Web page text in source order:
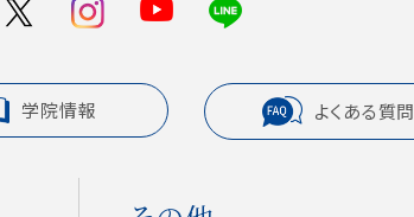
学院情報 よくある質問